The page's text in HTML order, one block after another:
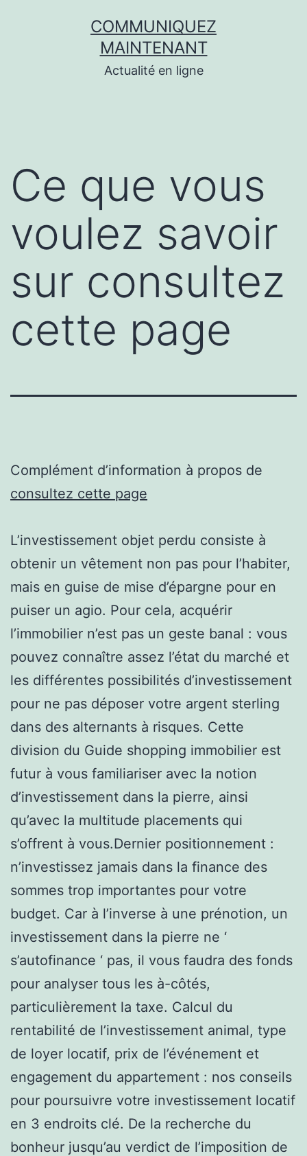
COMMUNIQUEZ
MAINTENANT
Actualité en ligne
Ce que vous
voulez savoir
sur consultez
cette page
Complément d’information à propos de
consultez cette page
L’investissement objet perdu consiste à
obtenir un vêtement non pas pour l’habiter,
mais en guise de mise d’épargne pour en
puiser un agio. Pour cela, acquérir
l’immobilier n’est pas un geste banal : vous
pouvez connaître assez l’état du marché et
les différentes possibilités d’investissement
pour ne pas déposer votre argent sterling
dans des alternants à risques. Cette
division du Guide shopping immobilier est
futur à vous familiariser avec la notion
d’investissement dans la pierre, ainsi
qu’avec la multitude placements qui
s’offrent à vous.Dernier positionnement :
n’investissez jamais dans la finance des
sommes trop importantes pour votre
budget. Car à l’inverse à une prénotion, un
investissement dans la pierre ne ‘
s’autofinance ‘ pas, il vous faudra des fonds
pour analyser tous les à-côtés,
particulièrement la taxe. Calcul du
rentabilité de l’investissement animal, type
de loyer locatif, prix de l’événement et
engagement du appartement : nos conseils
pour poursuivre votre investissement locatif
en 3 endroits clé. De la recherche du
bonheur jusqu’au verdict de l’imposition de